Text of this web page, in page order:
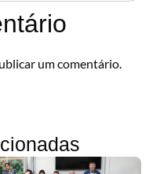
um comentário.